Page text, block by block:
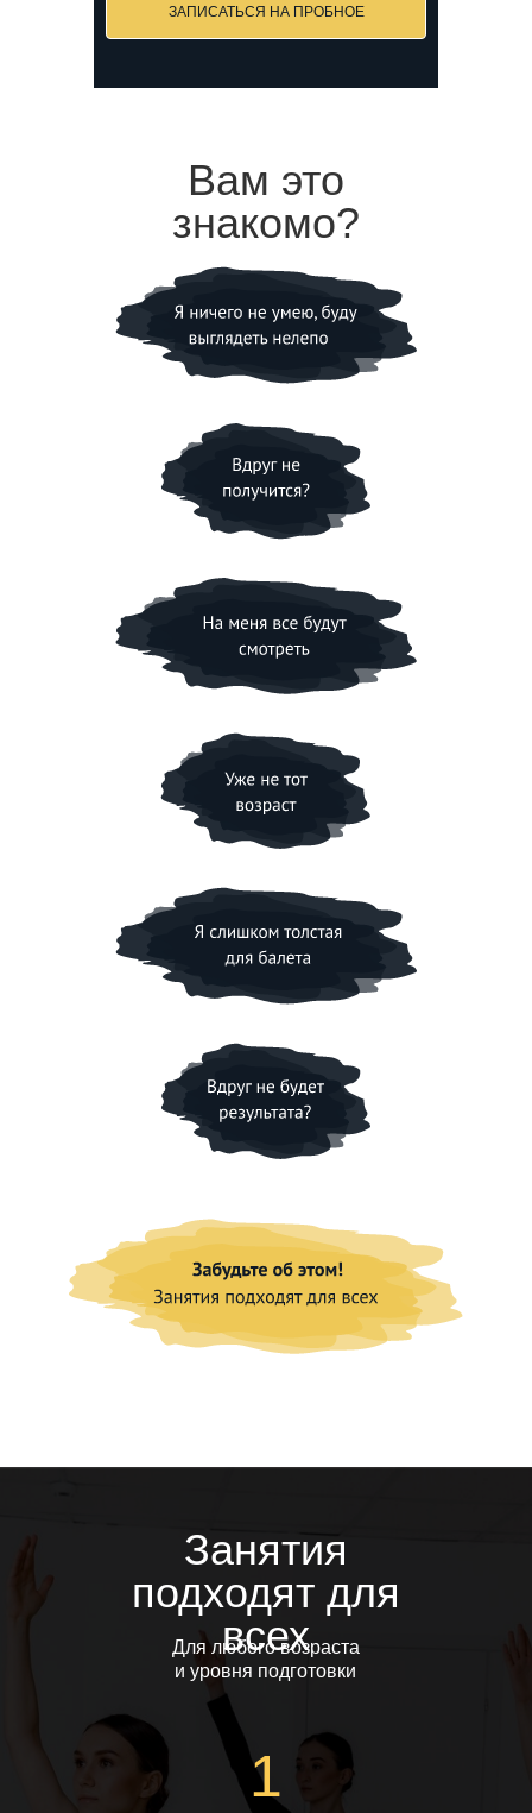
ЗАПИСАТЬСЯ НА ПРОБНОЕ
Вам это
знакомо?
1
Занятия
подходят для
всех
Для любого возраста
и уровня подготовки